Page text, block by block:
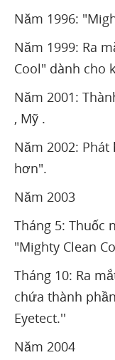
Năm 1996:
Năm 1999: Ra
Cool" dành cho
Năm 2001:
, Mỹ .
Năm 2002:
hơn".
Năm 2003
Tháng 5: Thuốc
"Mighty Clean
Tháng 10: Ra
chứa thành
Eyetect.''
Năm 2004